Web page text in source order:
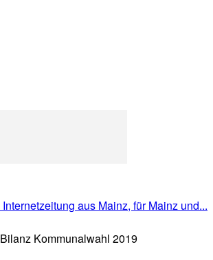
Bilanz Kommunalwahl 2019